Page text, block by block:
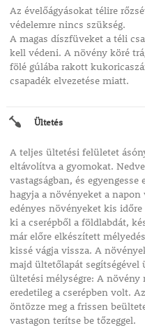
Az évelőágyásokat télire
védelemre nincs szükség.
A magas díszfüveket a téli
kell védeni. A növény köré
fölé gúlába rakott
csapadék elvezetése miatt.
Ültetés
A teljes ültetési felületet
eltávolítva a gyomokat.
vastagságban, és
hagyja a növényeket a
edényes növényeket kis
ki a cserépből a földlabdát,
már előre elkészített
kissé vágja vissza. A
majd ültetőlapát segítségével
ültetési mélységre: A
eredetileg a cserépben volt.
öntözze meg a frissen
vastagon terítse be tőzeggel.